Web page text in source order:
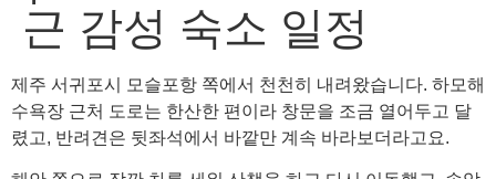
근 감성 숙소 일정
제주 서귀포시 모슬포항 쪽에서 천천히 내려왔습니다. 하모해
수욕장 근처 도로는 한산한 편이라 창문을 조금 열어두고 달
렸고, 반려견은 뒷좌석에서 바깥만 계속 바라보더라고요.